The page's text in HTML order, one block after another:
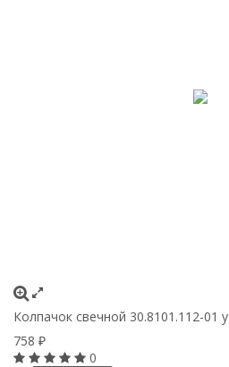
Колпачок свечной 30.8101.112-01 у
758 ₽
0